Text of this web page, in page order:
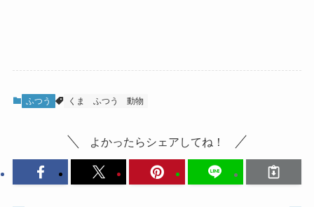
ふつう くま ふつう 動物
よかったらシェアしてね！